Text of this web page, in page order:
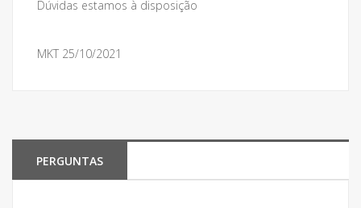
Dúvidas estamos à disposição
MKT 25/10/2021
PERGUNTAS